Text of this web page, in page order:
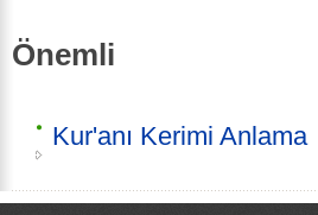
Önemli
Kur'anı Kerimi Anlama